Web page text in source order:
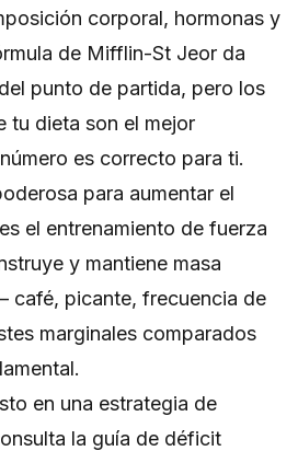
corporal, hormonas y
de Mifflin-St Jeor da
punto de partida, pero los
tu dieta son el mejor
es correcto para ti.
para aumentar el
el entrenamiento de fuerza
y mantiene masa
café, picante, frecuencia de
marginales comparados
en una estrategia de
la guía de déficit